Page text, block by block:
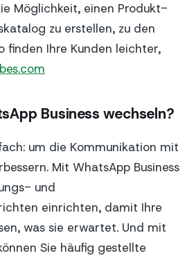
Möglichkeit, einen Produkt-
zu erstellen, zu den
finden Ihre Kunden leichter,
Business wechseln?
um die Kommunikation mit
Mit WhatsApp Business
und
einrichten, damit Ihre
was sie erwartet. Und mit
Sie häufig gestellte